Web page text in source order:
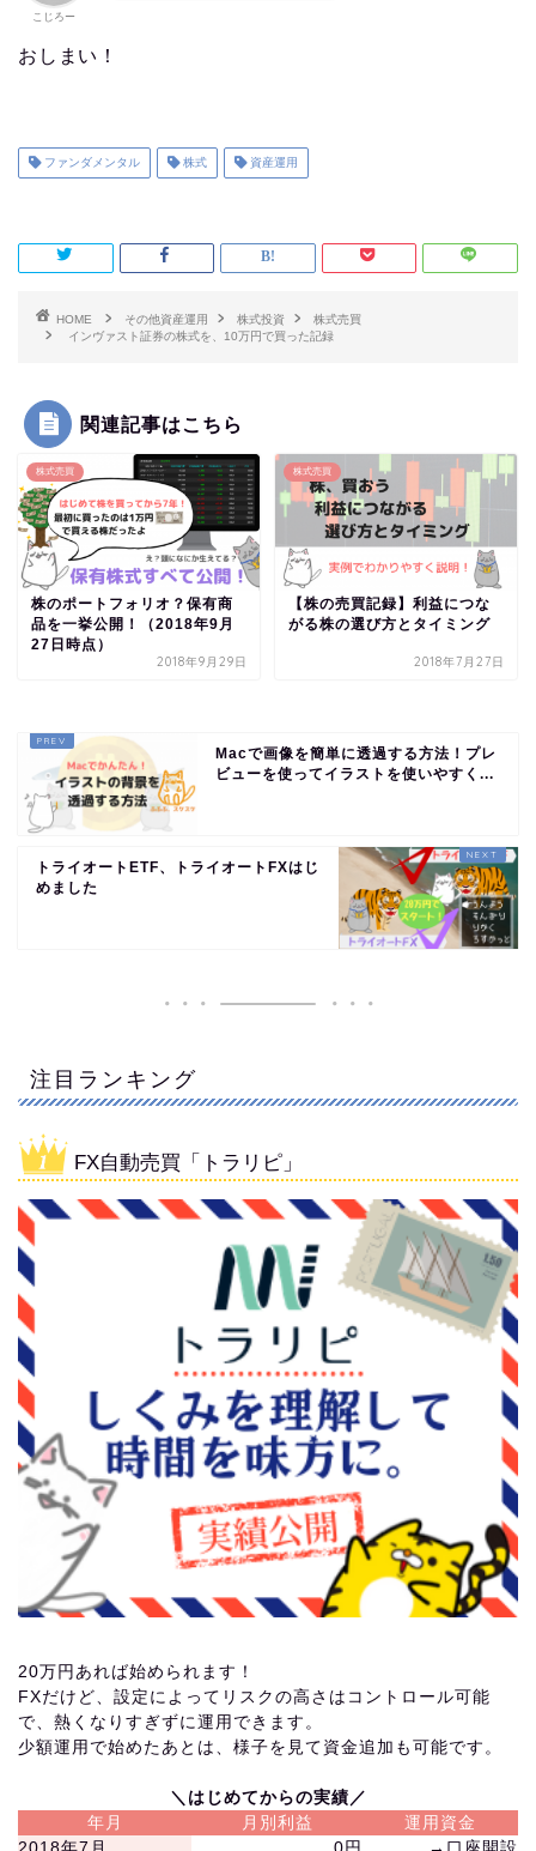
こじろー
おしまい！
ファンダメンタル 株式 資産運用
HOME その他資産運用 株式投資
株式売買
インヴァスト証券の株式を、10万円で買った記録
関連記事はこちら
株式売買
株のポートフォリオ？保有商
品を一挙公開！（2018年9月
27日時点）
2018年9月29日
株式売買
【株の売買記録】利益につな
がる株の選び方とタイミング
2018年7月27日
Macで画像を簡単に透過する方法！プレ
ビューを使ってイラストを使いやすく...
トライオートETF、トライオートFXはじ
めました
注目ランキング
FX自動売買「トラリピ」
20万円あれば始められます！
FXだけど、設定によってリスクの高さはコントロール可能
で、熱くなりすぎずに運用できます。
少額運用で始めたあとは、様子を見て資金追加も可能です。
＼はじめてからの実績／
年月 月別利益
運用資金
2018年7月
0円 →口座開設